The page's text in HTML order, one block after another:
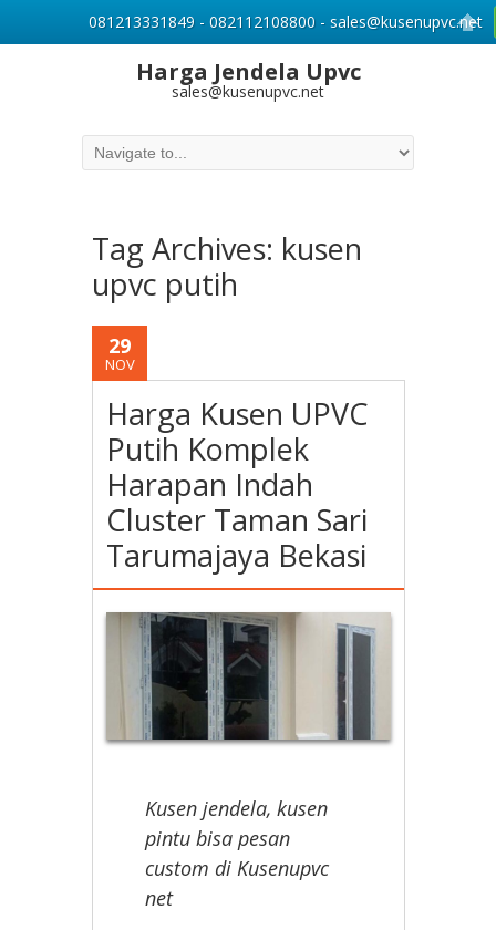
Harga Jendela Upvc
sales@kusenupvc.net
Tag Archives: kusen
upvc putih
29
NOV
Harga Kusen UPVC
Putih Komplek
Harapan Indah
Cluster Taman Sari
Tarumajaya Bekasi
Kusen jendela, kusen
pintu bisa pesan
custom di Kusenupvc
net
081213331849 - 082112108800 - sales@kusenupvc.net